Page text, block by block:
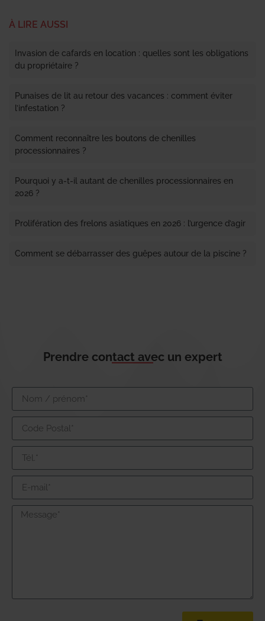
À LIRE AUSSI
Invasion de cafards en location : quelles sont les obligations
du propriétaire ?
Punaises de lit au retour des vacances : comment éviter
l’infestation ?
Comment reconnaître les boutons de chenilles
processionnaires ?
Pourquoi y a-t-il autant de chenilles processionnaires en
2026 ?
Prolifération des frelons asiatiques en 2026 : l’urgence d’agir
Comment se débarrasser des guêpes autour de la piscine ?
Prendre contact avec un expert